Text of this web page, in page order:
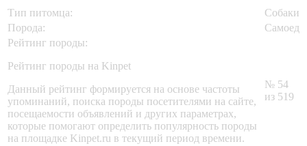
Тип питомца:
Собаки
Порода:
Самоед
Рейтинг породы:
Рейтинг породы на Kinpet
Данный рейтинг формируется на основе частоты
упоминаний, поиска породы посетителями на сайте,
посещаемости объявлений и других параметрах,
которые помогают определить популярность породы
на площадке Kinpet.ru в текущий период времени.
№ 54
из 519